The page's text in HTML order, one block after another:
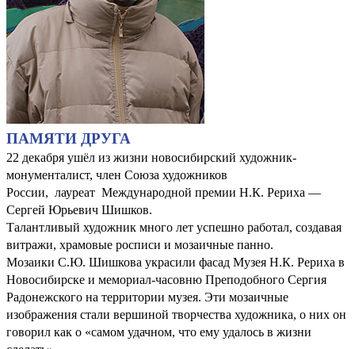
ПАМЯТИ ДРУГА
22 декабря ушёл из жизни новосибирский художник-
монументалист, член Союза художников
России, лауреат Международной премии Н.К. Рериха —
Сергей Юрьевич Шишков.
Талантливый художник много лет успешно работал, создавая
витражи, храмовые росписи и мозаичные панно.
Мозаики С.Ю. Шишкова украсили фасад Музея Н.К. Рериха в
Новосибирске и мемориал-часовню Преподобного Сергия
Радонежского на территории музея. Эти мозаичные
изображения стали вершиной творчества художника, о них он
говорил как о «самом удачном, что ему удалось в жизни